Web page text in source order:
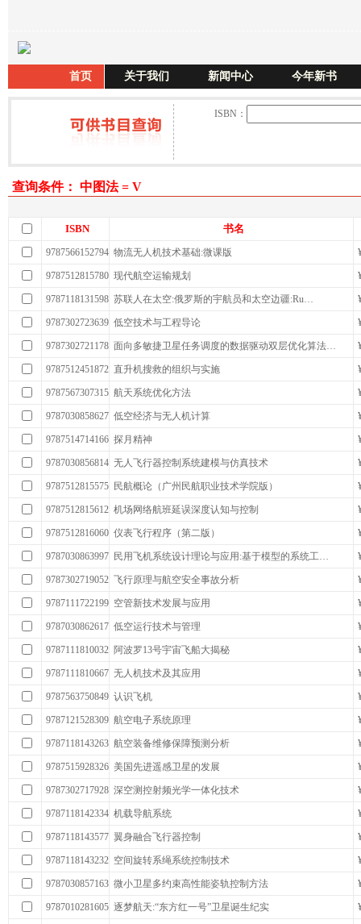
首页 关于我们 新闻中心 今年新书
ISBN：
查询条件： 中图法 = V
ISBN 书名
9787566152794 物流无人机技术基础:微课版
9787512815780 现代航空运输规划
9787118131598 苏联人在太空:俄罗斯的宇航员和太空边疆:Ru…
9787302723639 低空技术与工程导论
9787302721178 面向多敏捷卫星任务调度的数据驱动双层优化算法…
9787512451872 直升机搜救的组织与实施
9787567307315 航天系统优化方法
9787030858627 低空经济与无人机计算
9787514714166 探月精神
9787030856814 无人飞行器控制系统建模与仿真技术
9787512815575 民航概论（广州民航职业技术学院版）
9787512815612 机场网络航班延误深度认知与控制
9787512816060 仪表飞行程序（第二版）
9787030863997 民用飞机系统设计理论与应用:基于模型的系统工…
9787302719052 飞行原理与航空安全事故分析
9787111722199 空管新技术发展与应用
9787030862617 低空运行技术与管理
9787111810032 阿波罗13号宇宙飞船大揭秘
9787111810667 无人机技术及其应用
9787563750849 认识飞机
9787121528309 航空电子系统原理
9787118143263 航空装备维修保障预测分析
9787515928326 美国先进遥感卫星的发展
9787302717928 深空测控射频光学一体化技术
9787118142334 机载导航系统
9787118143577 翼身融合飞行器控制
9787118143232 空间旋转系绳系统控制技术
9787030857163 微小卫星多约束高性能姿轨控制方法
9787010281605 逐梦航天:“东方红一号”卫星诞生纪实